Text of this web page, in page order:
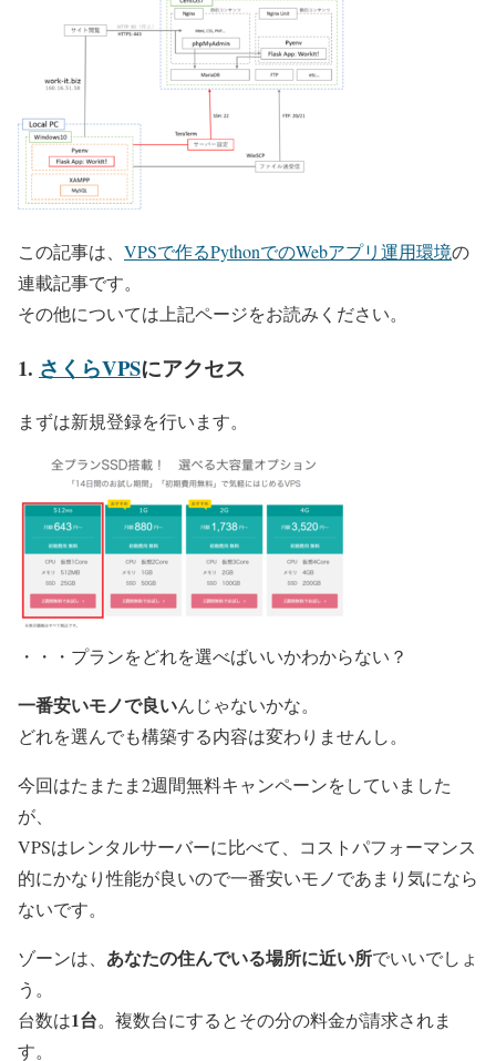
この記事は、 VPSで作るPythonでのWebアプリ運用環境の
連載記事です。
その他については上記ページをお読みください。
1. さくらVPSにアクセス
まずは新規登録を行います。
・・・プランをどれを選べばいいかわからない？
一番安いモノで良いんじゃないかな。
どれを選んでも構築する内容は変わりませんし。
今回はたまたま2週間無料キャンペーンをしていました
が、
VPSはレンタルサーバーに比べて、コストパフォーマンス
的にかなり性能が良いので一番安いモノであまり気になら
ないです。
ゾーンは、 あなたの住んでいる場所に近い所でいいでしょ
う。
台数は1台。複数台にするとその分の料金が請求されま
す。